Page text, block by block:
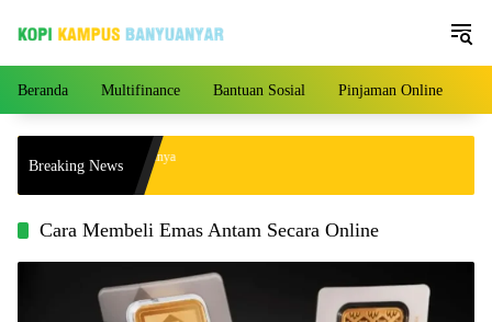
Beranda Multifinance Bantuan Sosial Pinjaman Online
Breaking News
yang Akhirnya Punya
Tahun Menikah!
Cara Membeli Emas Antam Secara Online